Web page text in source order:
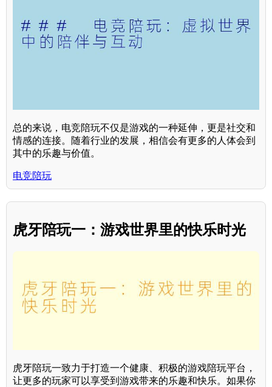
总的来说，电竞陪玩不仅是游戏的一种延伸，更是社交和
情感的连接。随着行业的发展，相信会有更多的人体会到
其中的乐趣与价值。
电竞陪玩
虎牙陪玩一：游戏世界里的快乐时光
虎牙陪玩一致力于打造一个健康、积极的游戏陪玩平台，
让更多的玩家可以享受到游戏带来的乐趣和快乐。如果你